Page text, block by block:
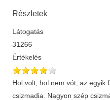
Részletek
Látogatás
31266
Értékelés
Hol volt, hol nem vót, az egyik
csizmadia. Nagyon szép